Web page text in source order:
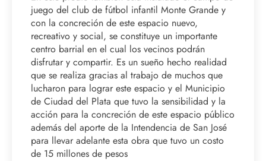
juego del club de fútbol infantil Monte Grande y
con la concreción de este espacio nuevo,
recreativo y social, se constituye un importante
centro barrial en el cual los vecinos podrán
disfrutar y compartir. Es un sueño hecho realidad
que se realiza gracias al trabajo de muchos que
lucharon para lograr este espacio y el Municipio
de Ciudad del Plata que tuvo la sensibilidad y la
acción para la concreción de este espacio público
además del aporte de la Intendencia de San José
para llevar adelante esta obra que tuvo un costo
de 15 millones de pesos